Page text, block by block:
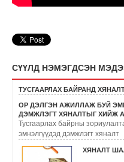
СҮҮЛД НЭМЭГДСЭН
ТУСГААРЛАХ БАЙРАНД
ОР ДЭЛГЭН АЖИЛЛАЖ БУЙ
ДЭМЖЛЭГТ ХЯНАЛТЫГ ХИЙЖ
Тусгаарлах байрны
эмнэлгүүдэд дэмжлэгт хяналт
ХЯНАЛТ